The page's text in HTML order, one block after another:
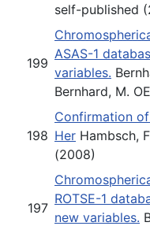
self-published
199
ASAS-1
variables.
Bernhard, M.
198
Confirmation
Her Hambsch,
(2008)
197
ROTSE-1
new variables.